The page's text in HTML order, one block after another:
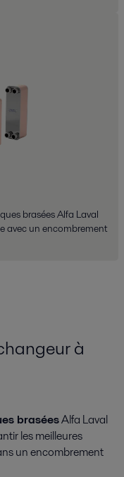
brasées Alfa Laval
avec un encombrement
à
braséesAlfa Laval
les meilleures
un encombrement